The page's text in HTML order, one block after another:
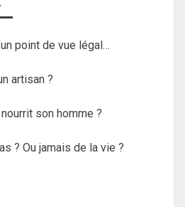
point de vue légal…
artisan ?
son homme ?
? Ou jamais de la vie ?